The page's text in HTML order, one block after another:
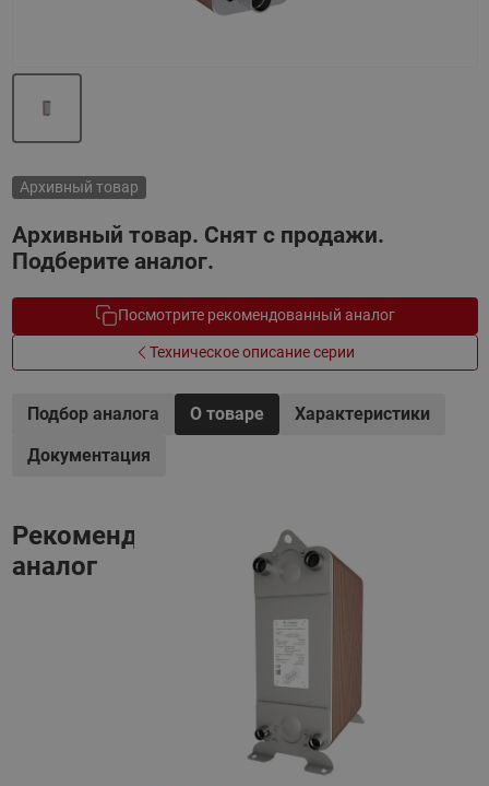
Архивный товар
Архивный товар. Снят с продажи.
Подберите аналог.
Посмотрите рекомендованный аналог
Техническое описание серии
Подбор аналога О товаре
Характеристики
Документация
Рекомендованный
аналог